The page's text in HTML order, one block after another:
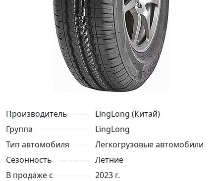
Производитель
LingLong (Китай)
Группа
LingLong
Тип автомобиля
Легкогрузовые автомобили
Сезонность
Летние
В продаже с
2023 г.